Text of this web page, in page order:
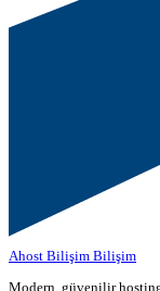
Ahost Bilişim Bilişim
Modern, güvenilir